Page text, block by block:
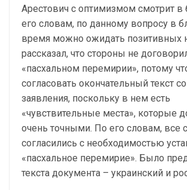
Арестович с оптимизмом смотрит
его словам, по данному вопросу в
время можно ожидать позитивных
рассказал, что стороны не
«пасхальном перемирии», потому
согласовать окончательный текст
заявления, поскольку в нем есть
«чувствительные места», которые
очень точными. По его словам, все
согласились с необходимостью
«пасхальное перемирие». Было
текста документа – украинский и